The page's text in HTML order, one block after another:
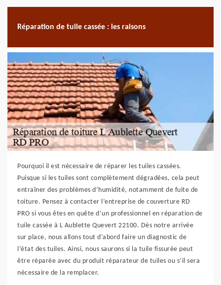
Réparation de tuile cassée : les raisons
Pourquoi il est nécessaire de réparer les tuiles cassées.
Puisque si les tuiles sont complètement dégradées, cela peut
entraîner des problèmes d’humidité, notamment de fuite de
toiture. Pensez à contacter l’entreprise de couverture RD
PRO si vous êtes en quête d’un professionnel en réparation de
tuile cassée à L Aublette Quevert 22100. Dès notre arrivée
sur place, nous allons tout d’abord faire un diagnostic de
l’état des tuiles. Ainsi, nous saurons si la tuile fissurée peut
être réparée avec du produit réparateur de tuiles ou s’il sera
nécessaire de la remplacer.